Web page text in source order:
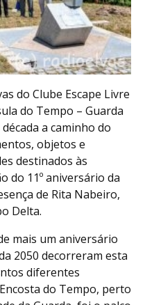
do Clube Escape Livre
do Tempo – Guarda
a caminho do
objetos e
destinados às
do 11º aniversário da
de Rita Nabeiro,
Delta.
mais um aniversário
2050 decorreram esta
diferentes
do Tempo, perto